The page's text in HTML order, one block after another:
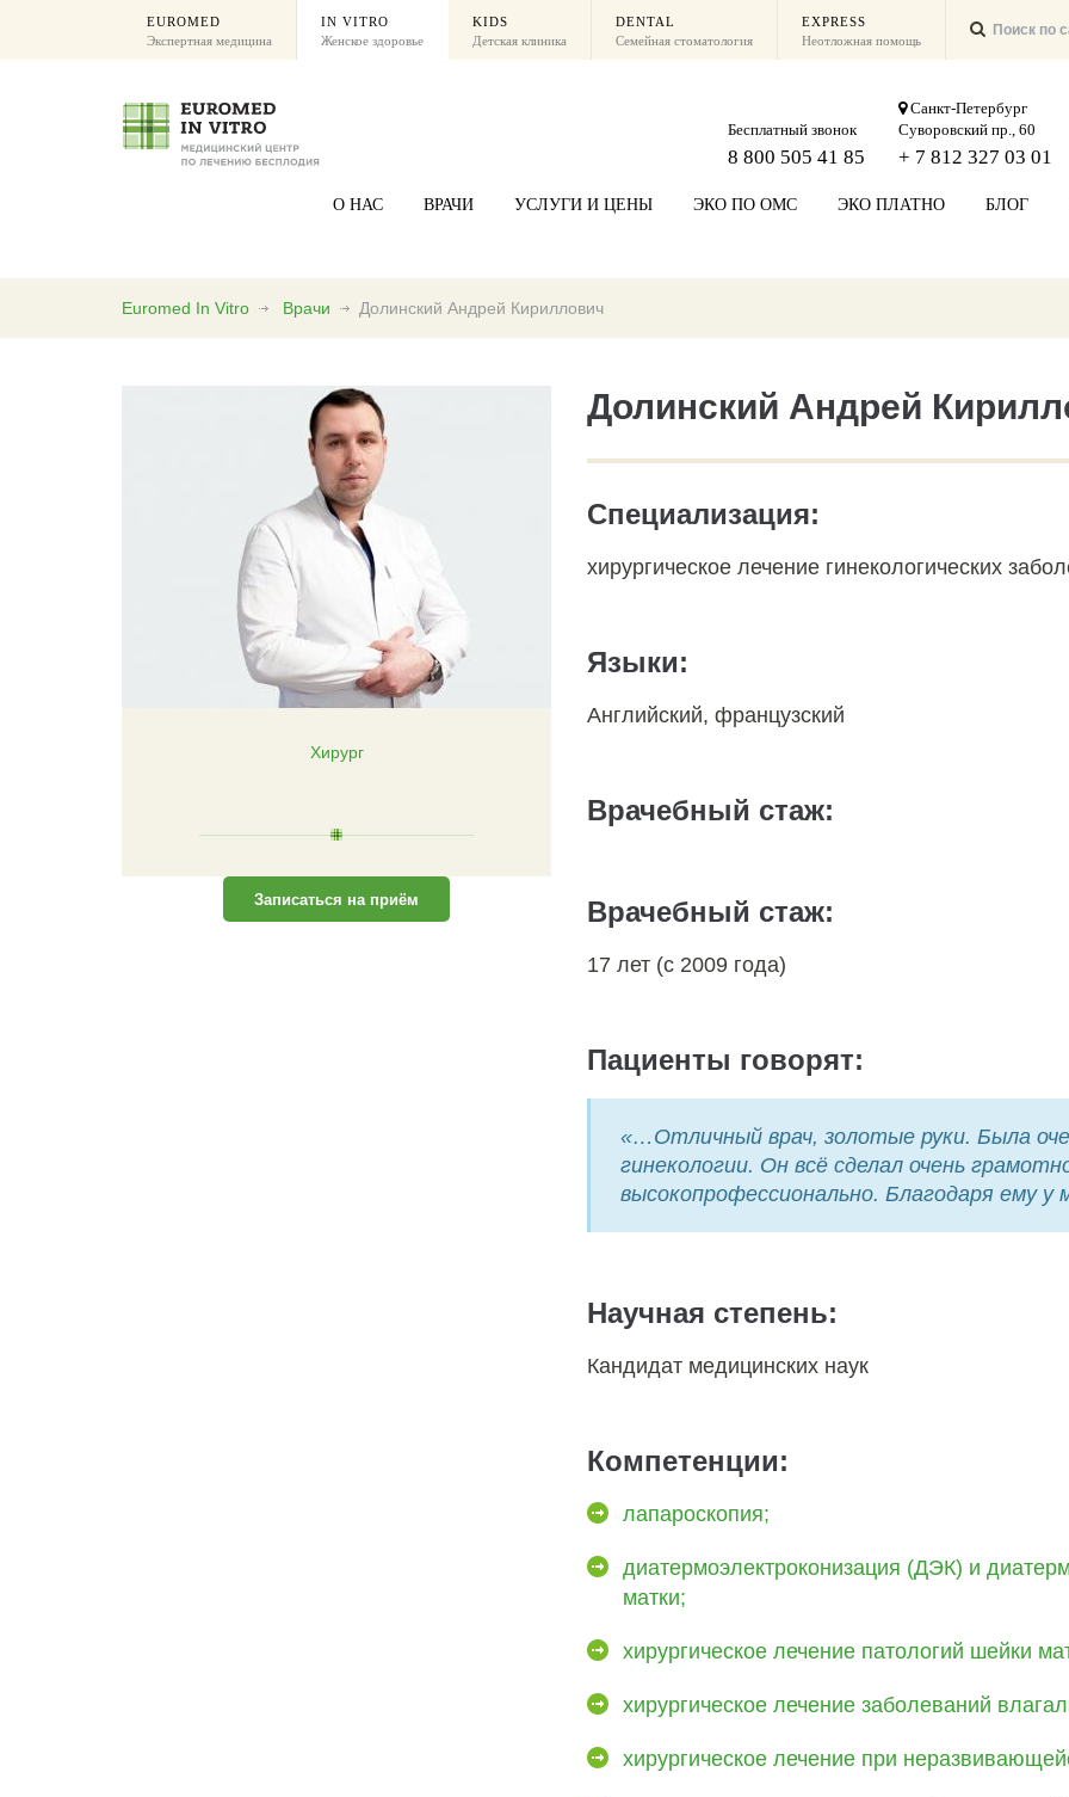
EUROMED
Экспертная медицина
IN VITRO
Женское здоровье
KIDS
Детская клиника
DENTAL
Семейная стоматология
EXPRESS
Неотложная помощь
Бесплатный звонок
8 800 505 41 85
Санкт-Петербург
Суворовский пр., 60
+ 7 812 327 03 01
О НАС ВРАЧИ УСЛУГИ И ЦЕНЫ ЭКО ПО ОМС ЭКО ПЛАТНО БЛОГ
Euromed In Vitro Врачи Долинский Андрей Кириллович
Хирург
Записаться на приём
Долинский Андрей
Специализация:
хирургическое лечение гинекологических
Языки:
Английский, французский
Врачебный стаж:
Врачебный стаж:
17 лет (с 2009 года)
Пациенты говорят:
«…Отличный врач, золотые руки. Была
гинекологии. Он всё сделал очень
высокопрофессионально. Благодаря ему у
Научная степень:
Кандидат медицинских наук
Компетенции:
лапароскопия;
диатермоэлектроконизация (ДЭК) и
матки;
хирургическое лечение патологий шейки
хирургическое лечение заболеваний
хирургическое лечение при